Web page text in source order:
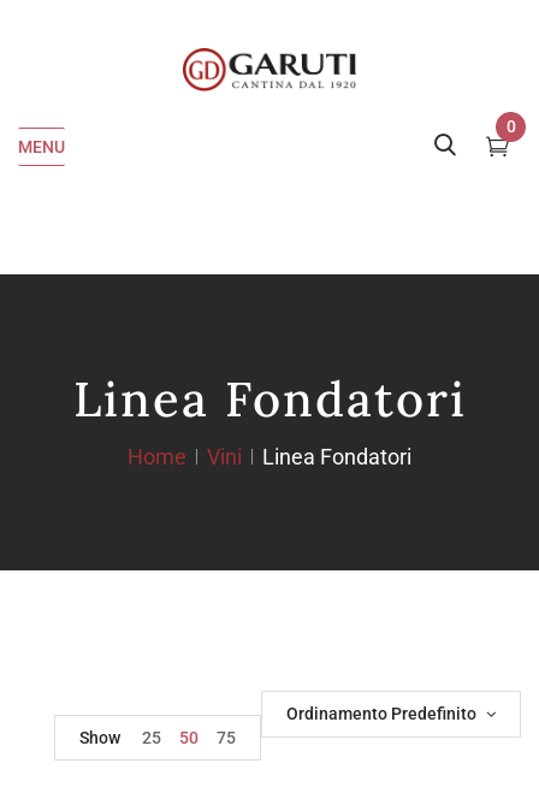
MENU
0
Linea Fondatori
Home Vini Linea Fondatori
Ordinamento Predefinito
Show
25 50 75